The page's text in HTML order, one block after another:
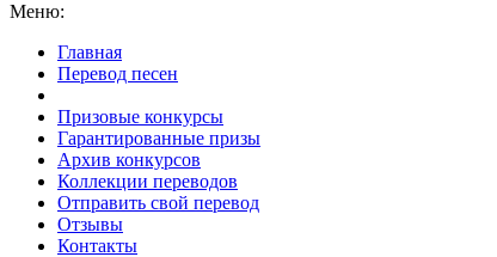
Меню:
Главная
Перевод песен
Призовые конкурсы
Гарантированные призы
Архив конкурсов
Коллекции переводов
Отправить свой перевод
Отзывы
Контакты